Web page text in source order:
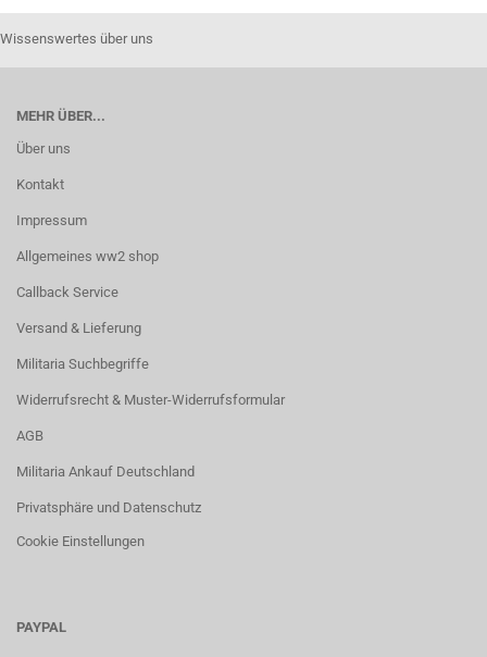
Wissenswertes über uns
MEHR ÜBER...
Über uns
Kontakt
Impressum
Allgemeines ww2 shop
Callback Service
Versand & Lieferung
Militaria Suchbegriffe
Widerrufsrecht & Muster-Widerrufsformular
AGB
Militaria Ankauf Deutschland
Privatsphäre und Datenschutz
Cookie Einstellungen
PAYPAL